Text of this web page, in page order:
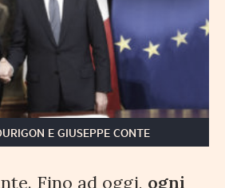
E GIUSEPPE CONTE
Fino ad oggi, ogni